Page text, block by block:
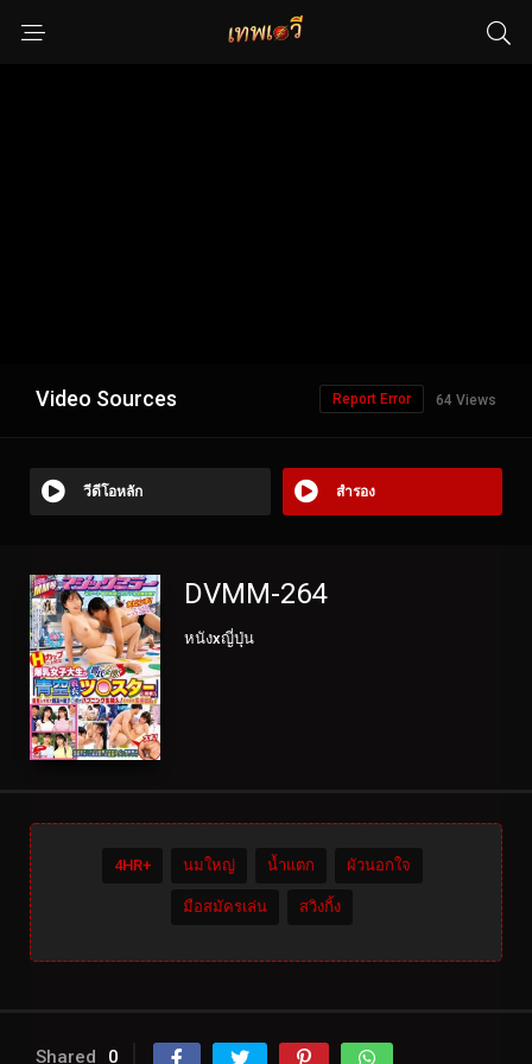
Video Sources 64 Views
Report Error
วีดีโอหลัก สำรอง
DVMM-264
หนังxญี่ปุ่น
4HR+ นมใหญ่ น้ำแตก ผัวนอกใจ
มือสมัครเล่น สวิงกิ้ง
Shared 0